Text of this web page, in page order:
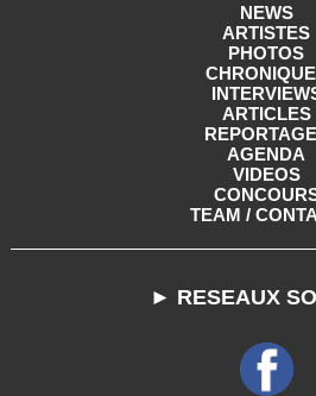
NEWS
ARTISTES
PHOTOS
ARTICLES
AGENDA
VIDEOS
TEAM /
► RESEAUX